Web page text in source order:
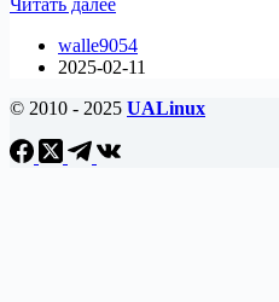
Wkhtmltopdf
на
walle9054
2025-02-11
© 2010 - 2025 UALinux